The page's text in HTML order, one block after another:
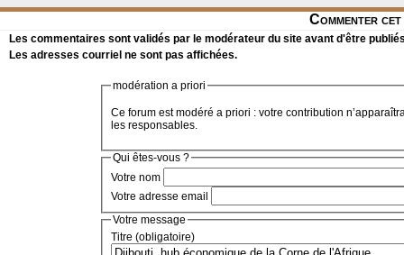
Commenter
Les commentaires sont validés par le modérateur du site avant d'être
Les adresses courriel ne sont pas affichées.
modération a priori
Ce forum est modéré a priori : votre contribution
les responsables.
Qui êtes-vous ?
Votre nom
Votre adresse email
Votre message
Titre (obligatoire)